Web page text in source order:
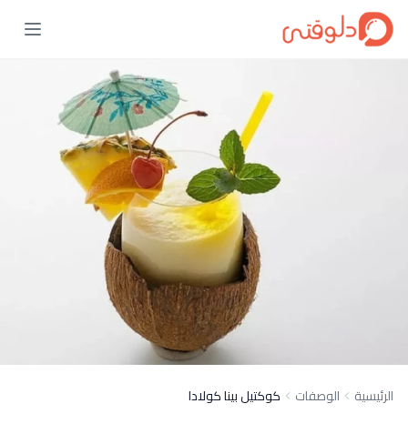
الرئيسية الوصفات كوكتيل بينا كولادا